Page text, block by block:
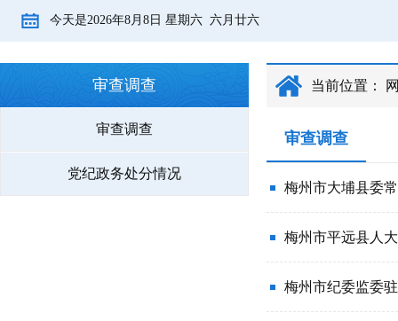
今天是2026年8月8日 星期六 六月廿六
审查调查
审查调查
党纪政务处分情况
当前位置：
审查调查
梅州市大埔县委
梅州市平远县人
梅州市纪委监委